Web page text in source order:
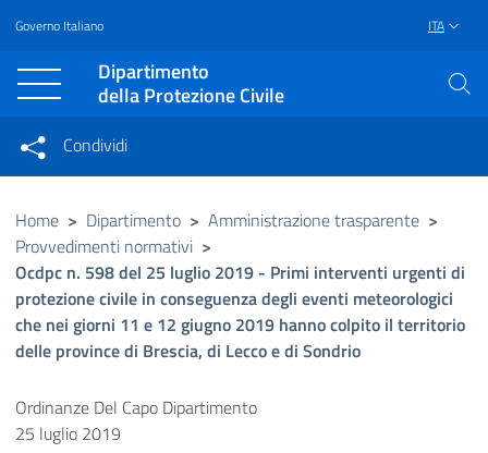
Vai al contenuto principale
Raggiungi il piè di pagina
Governo Italiano ITA
Dipartimento
della Protezione Civile
Condividi su Facebook
Condividi su Twitter
Condividi su LinkedIn
Condividi
Condividi sui social network
Home > Dipartimento > Amministrazione trasparente >
Provvedimenti normativi >
Ocdpc n. 598 del 25 luglio 2019 - Primi interventi urgenti di
protezione civile in conseguenza degli eventi meteorologici
che nei giorni 11 e 12 giugno 2019 hanno colpito il territorio
delle province di Brescia, di Lecco e di Sondrio
Ordinanze Del Capo Dipartimento
25 luglio 2019